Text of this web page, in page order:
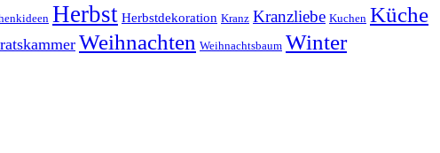
Herbst Herbstdekoration Kranz Kranzliebe Kuchen Küche
Weihnachten Weihnachtsbaum Winter